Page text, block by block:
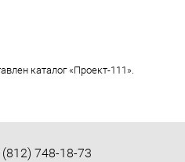
каталог «Проект-111».
(812) 748-18-73